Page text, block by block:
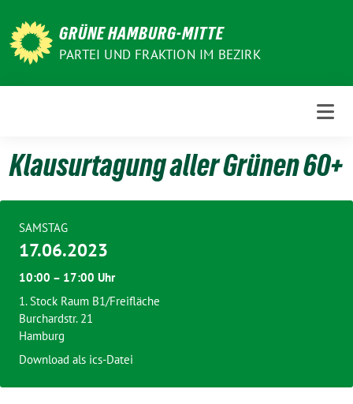
zum
Inhalt
GRÜNE HAMBURG-MITTE
PARTEI UND FRAKTION IM BEZIRK
Klausurtagung aller Grünen 60+
SAMSTAG
17.06.2023
10:00 – 17:00 Uhr
1. Stock Raum B1/Freifläche
Burchardstr. 21
Hamburg
Download als ics-Datei